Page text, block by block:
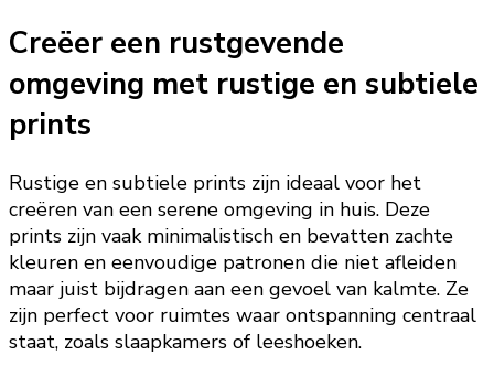
Creëer een rustgevende
omgeving met rustige en subtiele
prints
Rustige en subtiele prints zijn ideaal voor het
creëren van een serene omgeving in huis. Deze
prints zijn vaak minimalistisch en bevatten zachte
kleuren en eenvoudige patronen die niet afleiden
maar juist bijdragen aan een gevoel van kalmte. Ze
zijn perfect voor ruimtes waar ontspanning centraal
staat, zoals slaapkamers of leeshoeken.